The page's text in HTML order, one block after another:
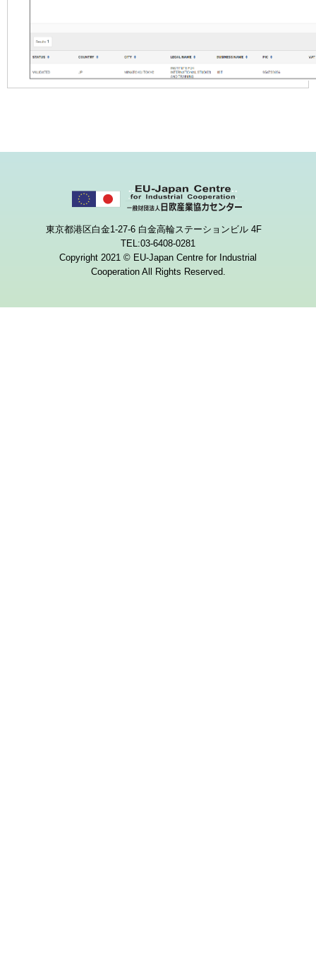
東京都港区白金1-27-6 白金高輪ステーションビル 4F
TEL:03-6408-0281
Copyright 2021 © EU-Japan Centre for Industrial
Cooperation All Rights Reserved.